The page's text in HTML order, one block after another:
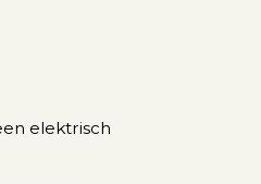
elektrisch